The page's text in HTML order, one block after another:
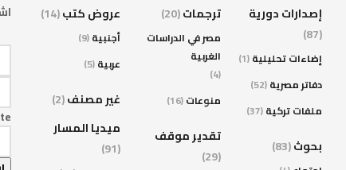
إصدارات دورية
(87)
إضاءات تحليلية(1)
دفاتر مصرية(52)
ملفات تركية(37)
بحوث(83)
ترجمات(20)
مصر في الدراسات
الغربية
(4)
منوعات(16)
تقدير موقف
(29)
عروض كتب(14)
أجنبية(9)
عربية(5)
غير مصنف(2)
ميديا المسار
(91)